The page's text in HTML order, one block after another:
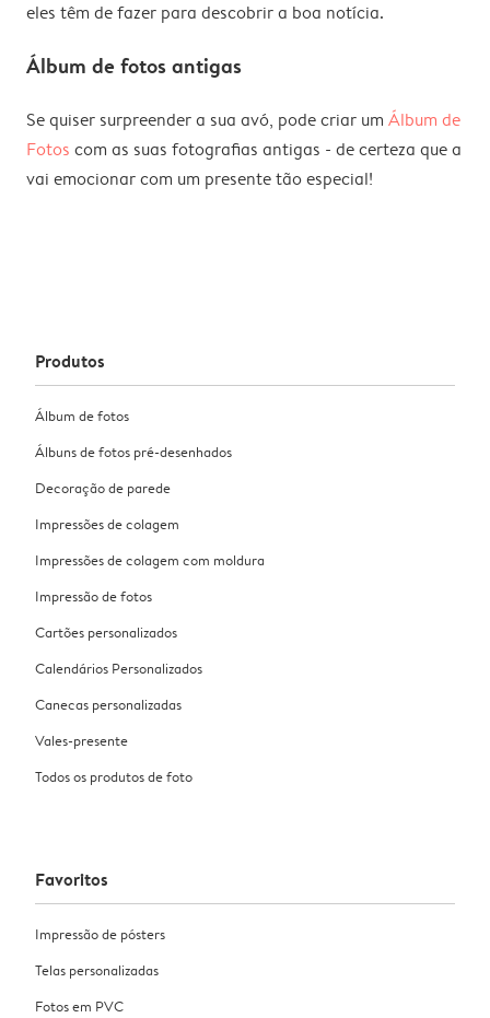
eles têm de fazer para descobrir a boa notícia.
Álbum de fotos antigas
Se quiser surpreender a sua avó, pode criar um Álbum de
Fotos com as suas fotografias antigas - de certeza que a
vai emocionar com um presente tão especial!
Produtos
Álbum de fotos
Álbuns de fotos pré-desenhados
Decoração de parede
Impressões de colagem
Impressões de colagem com moldura
Impressão de fotos
Cartões personalizados
Calendários Personalizados
Canecas personalizadas
Vales-presente
Todos os produtos de foto
Favoritos
Impressão de pósters
Telas personalizadas
Fotos em PVC